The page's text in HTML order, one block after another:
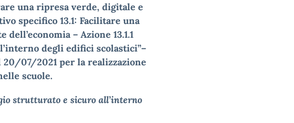
una ripresa verde, digitale e
specifico 13.1: Facilitare una
– Azione 13.1.1
degli edifici scolastici”–
20/07/2021 per la realizzazione
scuole.
strutturato e sicuro all’interno